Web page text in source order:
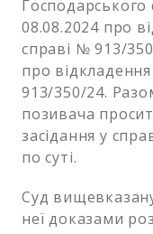
Господарського
08.08.2024 про
справі № 913/
про
913/350/24.
позивача
засідання у
по суті.
Суд
неї доказами